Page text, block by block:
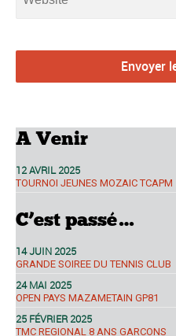
A Venir
12 AVRIL 2025
TOURNOI JEUNES MOZAIC TCAPM
C’est passé…
14 JUIN 2025
GRANDE SOIREE DU TENNIS CLUB
24 MAI 2025
OPEN PAYS MAZAMETAIN GP81
25 FÉVRIER 2025
TMC REGIONAL 8 ANS GARCONS